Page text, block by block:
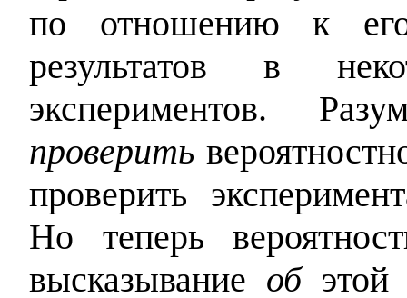
по отношению к
результатов в
экспериментов.
проверить
проверить
Но теперь
высказывание обэтой